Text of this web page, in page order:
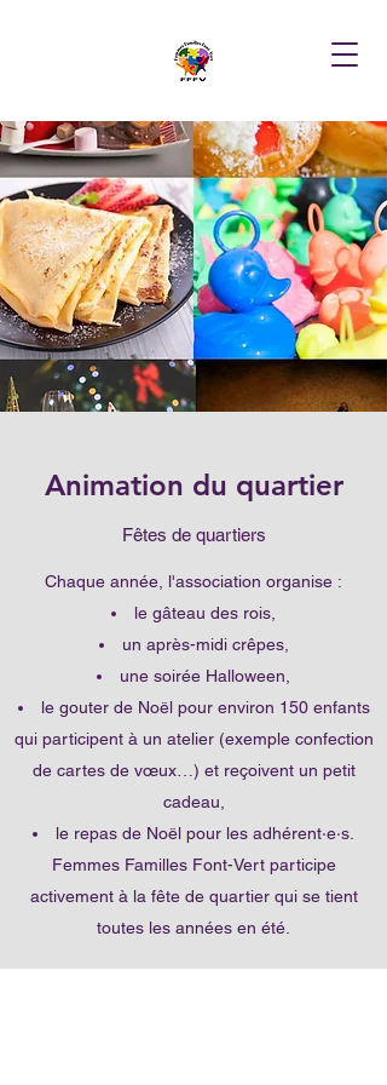
Animation du quartier
Fêtes de quartiers
Chaque année, l'association organise :
le gâteau des rois,
un après-midi crêpes,
une soirée Halloween,
le gouter de Noël pour environ 150 enfants
qui participent à un atelier (exemple confection
de cartes de vœux…) et reçoivent un petit
cadeau,
le repas de Noël pour les adhérent·e·s.
Femmes Familles Font-Vert participe
activement à la fête de quartier qui se tient
toutes les années en été.